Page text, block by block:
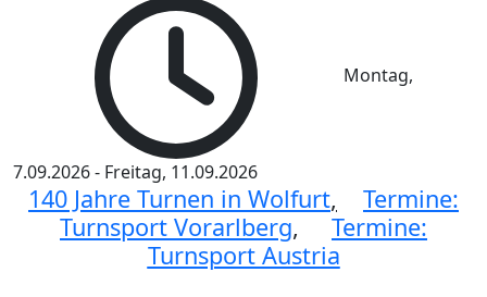
Montag,
7.09.2026- Freitag, 11.09.2026
140 Jahre Turnen in Wolfurt,
Termine:
Turnsport Vorarlberg, Termine:
Turnsport Austria